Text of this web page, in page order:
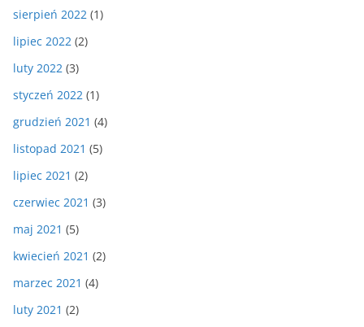
sierpień 2022 (1)
lipiec 2022 (2)
luty 2022 (3)
styczeń 2022 (1)
grudzień 2021 (4)
listopad 2021 (5)
lipiec 2021 (2)
czerwiec 2021 (3)
maj 2021 (5)
kwiecień 2021 (2)
marzec 2021 (4)
luty 2021 (2)